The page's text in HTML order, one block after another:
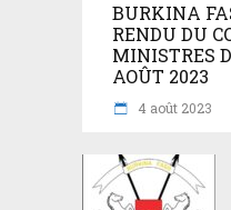
BURKINA
RENDU DU
MINISTRES
AOÛT 2023
4 août 2023